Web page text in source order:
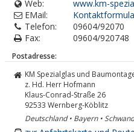
Web:
www.km-
EMail:
Telefon:
09604/92070
Fax:
09604/920748
Postadresse:
KM Spezialglas und
z. Hd. Herr Hofmann
Klaus-Conrad-Straße 26
92533 Wernberg-Köblitz
Deutschland • Bayern •